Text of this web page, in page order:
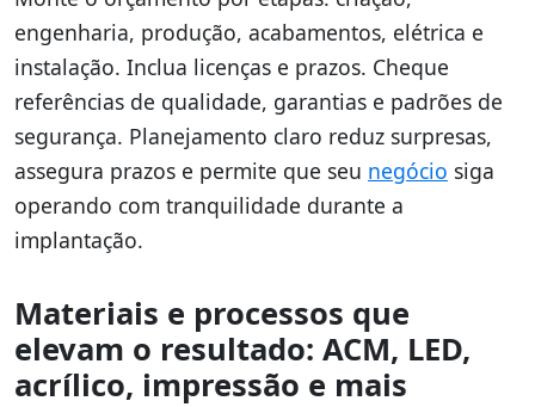
engenharia, produção, acabamentos, elétrica e
instalação. Inclua licenças e prazos. Cheque
referências de qualidade, garantias e padrões de
segurança. Planejamento claro reduz surpresas,
assegura prazos e permite que seu negócio siga
operando com tranquilidade durante a
implantação.
Materiais e processos que
elevam o resultado: ACM, LED,
acrílico, impressão e mais